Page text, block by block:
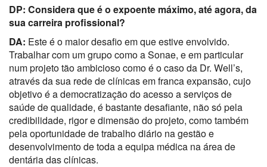
DP: Considera que é o expoente máximo, até agora, da
sua carreira profissional?
DA: Este é o maior desafio em que estive envolvido.
Trabalhar com um grupo como a Sonae, e em particular
num projeto tão ambicioso como é o caso da Dr. Well’s,
através da sua rede de clínicas em franca expansão, cujo
objetivo é a democratização do acesso a serviços de
saúde de qualidade, é bastante desafiante, não só pela
credibilidade, rigor e dimensão do projeto, como também
pela oportunidade de trabalho diário na gestão e
desenvolvimento de toda a equipa médica na área de
dentária das clínicas.